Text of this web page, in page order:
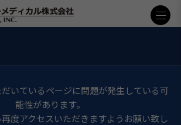
いているページに問題が発生している可
能性があります。
度アクセスいただきますようお願い致し